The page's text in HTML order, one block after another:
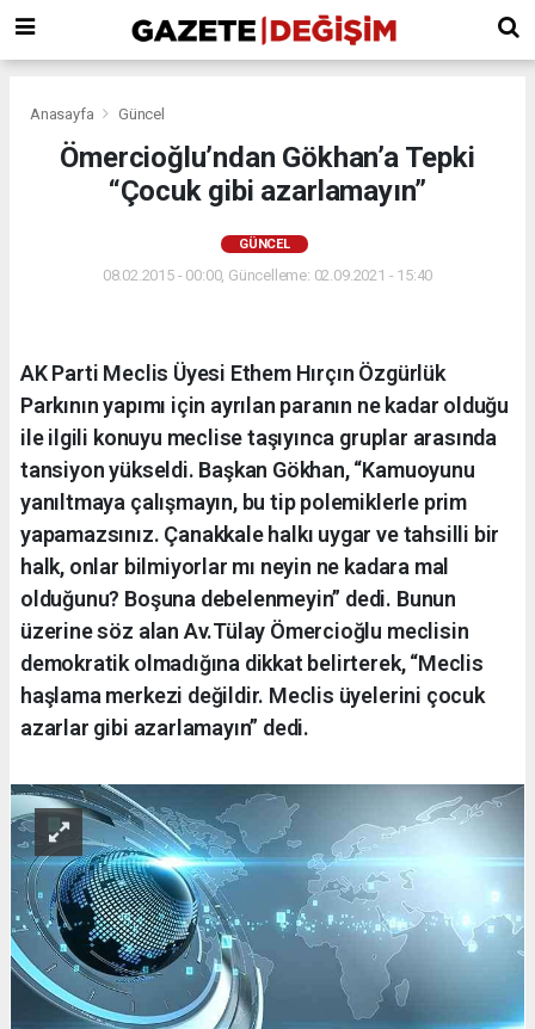
Anasayfa Güncel
Ömercioğlu’ndan Gökhan’a Tepki
“Çocuk gibi azarlamayın”
GÜNCEL
08.02.2015 - 00:00, Güncelleme: 02.09.2021 - 15:40
AK Parti Meclis Üyesi Ethem Hırçın Özgürlük
Parkının yapımı için ayrılan paranın ne kadar olduğu
ile ilgili konuyu meclise taşıyınca gruplar arasında
tansiyon yükseldi. Başkan Gökhan, “Kamuoyunu
yanıltmaya çalışmayın, bu tip polemiklerle prim
yapamazsınız. Çanakkale halkı uygar ve tahsilli bir
halk, onlar bilmiyorlar mı neyin ne kadara mal
olduğunu? Boşuna debelenmeyin” dedi. Bunun
üzerine söz alan Av.Tülay Ömercioğlu meclisin
demokratik olmadığına dikkat belirterek, “Meclis
haşlama merkezi değildir. Meclis üyelerini çocuk
azarlar gibi azarlamayın” dedi.